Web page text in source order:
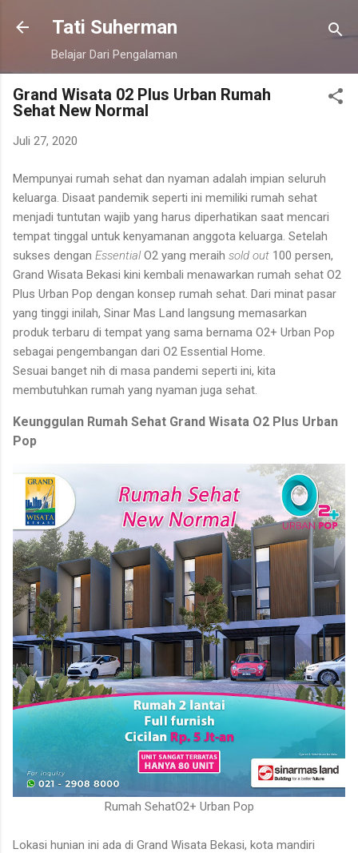
Langsung ke konten utama
Tati Suherman
Belajar Dari Pengalaman
Grand Wisata 02 Plus Urban Rumah
Sehat New Normal
Juli 27, 2020
Mempunyai rumah sehat dan nyaman adalah impian seluruh
keluarga. Disaat pandemik seperti ini memiliki rumah sehat
menjadi tuntutan wajib yang harus diperhatikan saat mencari
tempat tinggal untuk kenyamanan anggota keluarga. Setelah
sukses dengan EssentialO2 yang meraih sold out 100 persen,
Grand Wisata Bekasi kini kembali menawarkan rumah sehat O2
Plus Urban Pop dengan konsep rumah sehat. Dari minat pasar
yang tinggi inilah, Sinar Mas Land langsung memasarkan
produk terbaru di tempat yang sama bernama O2+ Urban Pop
sebagai pengembangan dari O2 Essential Home.
Sesuai banget nih di masa pandemi seperti ini, kita
membutuhkan rumah yang nyaman juga sehat.
Keunggulan Rumah Sehat Grand Wisata O2 Plus Urban
Pop
Rumah SehatO2+ Urban Pop
Lokasi hunian ini ada di Grand Wisata Bekasi, kota mandiri